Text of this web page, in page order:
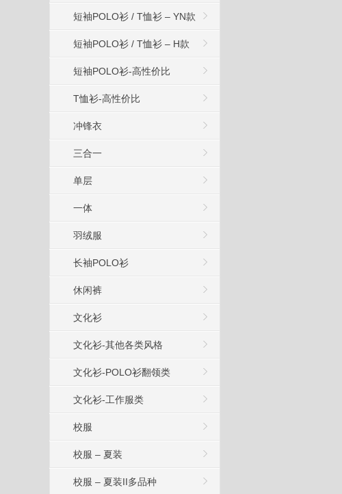
短袖POLO衫 / T恤衫 – YN款
短袖POLO衫 / T恤衫 – H款
短袖POLO衫-高性价比
T恤衫-高性价比
冲锋衣
三合一
单层
一体
羽绒服
长袖POLO衫
休闲裤
文化衫
文化衫-其他各类风格
文化衫-POLO衫翻领类
文化衫-工作服类
校服
校服 – 夏装
校服 – 夏装II多品种